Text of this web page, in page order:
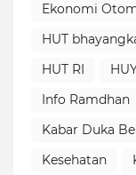
Ekonomi
HUT
HUT RI
Info Ramdhan
Kabar Duka
Kesehatan